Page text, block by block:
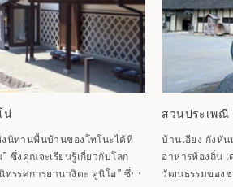
น่
นิทานพื้นบ้านของโทโนะได้ที่
ซึ่งคุณจะเรียนรู้เกี่ยวกับโลก
รรศการยานางิตะ คูนิโอ” ซึ่ง
สวนประเพณี
บ้านเอียง กังหั
อาหารท้องถิ่น
วัฒนธรรมของช